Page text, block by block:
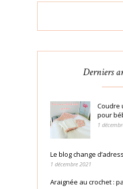
Derniers
Coudre
pour
1
Le blog change
1 décembre 2021
Araignée au crochet :